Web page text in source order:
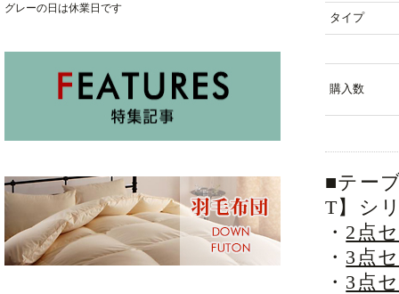
タイプ
購入数
■テー
T】シ
・ 2点
・ 3点
・ 3点
ード 跳ね上げ式 大容量 収納 ベッド
グレーの日は休業日です